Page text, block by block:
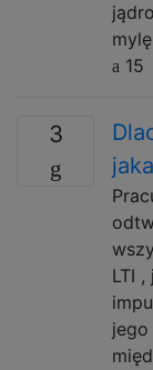
15
3
LTI